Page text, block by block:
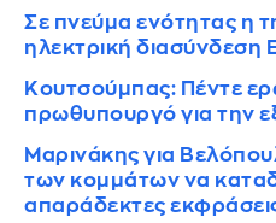
Σε πνεύμα ενότητας η
ηλεκτρική
Κουτσούμπας: Πέντε
πρωθυπουργό για την
Μαρινάκης για
των κομμάτων να
απαράδεκτες